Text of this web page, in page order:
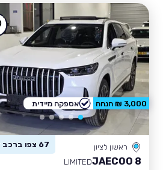
ראשון לציון 67 צפו ברכב זה
JAECOO 8
LIMITED
3,000 ₪ הנחה אספקה מיידית